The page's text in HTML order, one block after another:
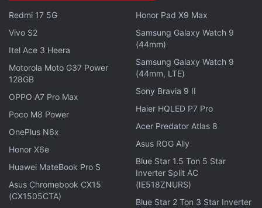
Redmi 17 5G
Vivo S2
Itel Ace 3 Heera
Motorola Moto G37 Power
128GB
OPPO A7 Pro Max
Poco M8 Power
OnePlus N6x
Honor X6e
Huawei MateBook Pro S
Asus Chromebook CX15
(CX1505CTA)
Honor Pad X9 Max
Samsung Galaxy Watch 9
(44mm)
Samsung Galaxy Watch 9
(44mm, LTE)
Sony Bravia 9 II
Haier HQLED P7 Pro
Acer Predator Atlas 8
Asus ROG Ally
Blue Star 1.5 Ton 5 Star
Inverter Split AC
(IE518ZNURS)
Blue Star 2 Ton 3 Star Inverter